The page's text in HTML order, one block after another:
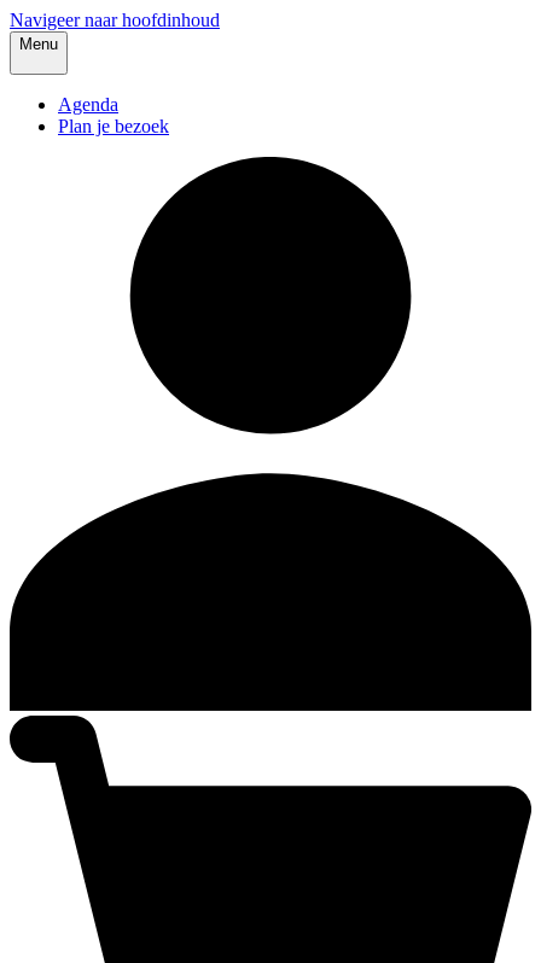
Navigeer naar hoofdinhoud
Menu
Agenda
Plan je bezoek